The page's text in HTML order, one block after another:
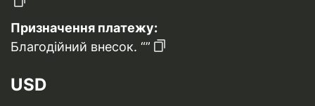
Призначення платежу:
Благодійний внесок. “”
USD